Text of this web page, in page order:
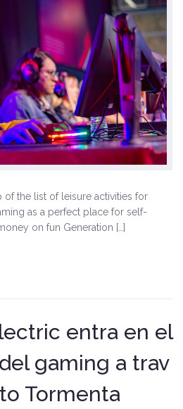
of the list of leisure activities for
as a perfect place for self-
on fun Generation […]
entra en el
gaming a trav
Tormenta